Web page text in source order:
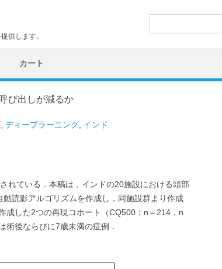
供します。
検
カート
び出しが減るか
ディープラーニング インド
れている．本稿は，インドの20施設における頭部
読影アルゴリズムを作成し，同施設群より作成
成した2つの再現コホート（CQ500；n＝214，n
術後ならびに7歳未満の症例．